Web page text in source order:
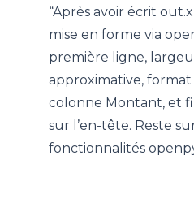
“Après avoir écrit
mise en forme via
première ligne,
approximative,
colonne Montant, et
sur l’en-tête. Reste
fonctionnalités